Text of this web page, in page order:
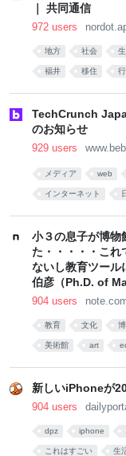
｜ 共同通信
972 users
地方 社会
福井 移住
TechCrunch
のお知らせ
929 users
メディア web
インターネット
小３の息子が博物
た・・・・・これ
ないし教育ツール
伯彦（Ph.D. of
904 users
教育 文化
美術館 art
新しいiPhoneが
904 users
dpz iphone
これはすごい 生